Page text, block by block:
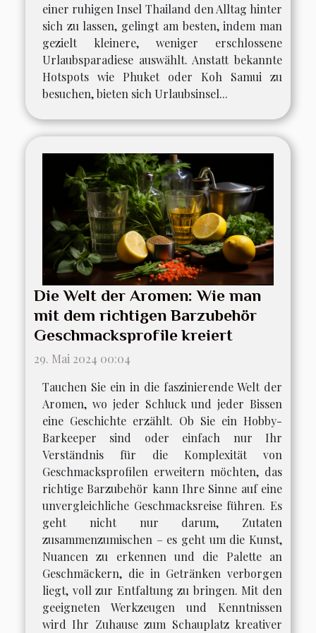
einer ruhigen Insel Thailand den Alltag hinter
sich zu lassen, gelingt am besten, indem man
gezielt kleinere, weniger erschlossene
Urlaubsparadiese auswählt. Anstatt bekannte
Hotspots wie Phuket oder Koh Samui zu
besuchen, bieten sich Urlaubsinsel...
Die Welt der Aromen: Wie man
mit dem richtigen Barzubehör
Geschmacksprofile kreiert
29. Mai 2024 00:04
Tauchen Sie ein in die faszinierende Welt der
Aromen, wo jeder Schluck und jeder Bissen
eine Geschichte erzählt. Ob Sie ein Hobby-
Barkeeper sind oder einfach nur Ihr
Verständnis für die Komplexität von
Geschmacksprofilen erweitern möchten, das
richtige Barzubehör kann Ihre Sinne auf eine
unvergleichliche Geschmacksreise führen. Es
geht nicht nur darum, Zutaten
zusammenzumischen – es geht um die Kunst,
Nuancen zu erkennen und die Palette an
Geschmäckern, die in Getränken verborgen
liegt, voll zur Entfaltung zu bringen. Mit den
geeigneten Werkzeugen und Kenntnissen
wird Ihr Zuhause zum Schauplatz kreativer